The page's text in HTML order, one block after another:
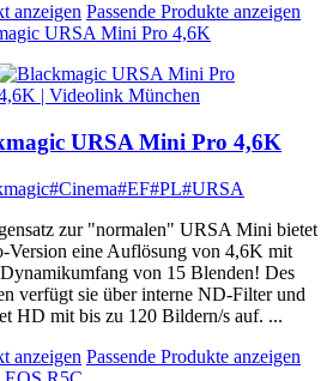
anzeigen Passende Produkte anzeigen
URSA Mini Pro 4,6K
URSA Mini Pro 4,6K
#Cinema#EF#PL#URSA
zur "normalen" URSA Mini bietet
Version eine Auflösung von 4,6K mit
von 15 Blenden! Des
verfügt sie über interne ND-Filter und
HD mit bis zu 120 Bildern/s auf. ...
anzeigen Passende Produkte anzeigen